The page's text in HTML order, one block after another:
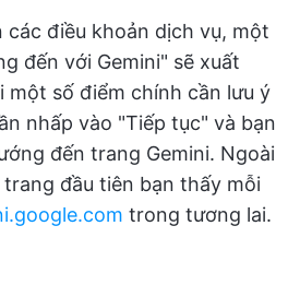
các điều khoản dịch vụ, một
đến với Gemini" sẽ xuất
một số điểm chính cần lưu ý
nhấp vào "Tiếp tục" và bạn
đến trang Gemini. Ngoài
đầu tiên bạn thấy mỗi
trong tương lai.